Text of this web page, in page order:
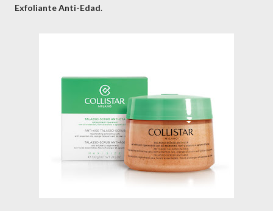
ExfolianteAnti-Edad.